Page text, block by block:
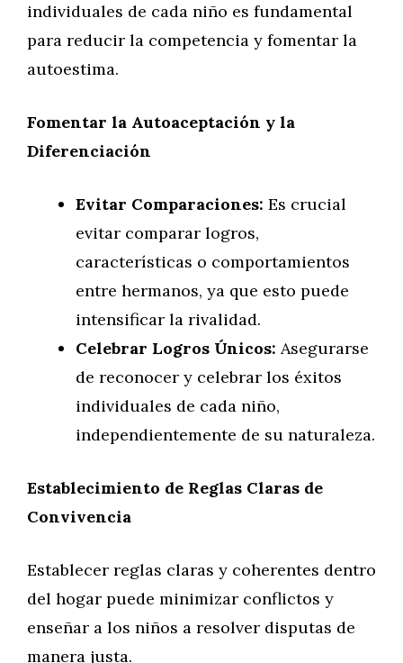
individuales de cada niño es fundamental
para reducir la competencia y fomentar la
autoestima.
Fomentar la Autoaceptación y la
Diferenciación
Evitar Comparaciones: Es crucial
evitar comparar logros,
características o comportamientos
entre hermanos, ya que esto puede
intensificar la rivalidad.
Celebrar Logros Únicos: Asegurarse
de reconocer y celebrar los éxitos
individuales de cada niño,
independientemente de su naturaleza.
Establecimiento de Reglas Claras de
Convivencia
Establecer reglas claras y coherentes dentro
del hogar puede minimizar conflictos y
enseñar a los niños a resolver disputas de
manera justa.